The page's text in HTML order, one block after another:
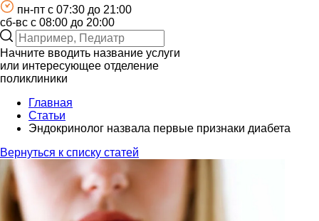
пн-пт c 07:30 до 21:00
сб-вс с 08:00 до 20:00
Начните вводить название услуги
или интересующее отделение
поликлиники
Главная
Статьи
Эндокринолог назвала первые признаки диабета
Вернуться к списку статей